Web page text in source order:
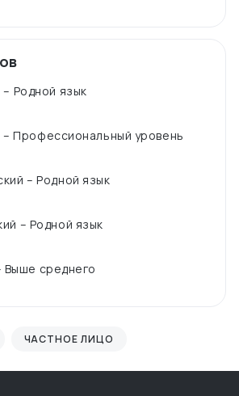
– Родной язык
– Профессиональный уровень
– Родной язык
– Родной язык
Выше среднего
ЧАСТНОЕ ЛИЦО